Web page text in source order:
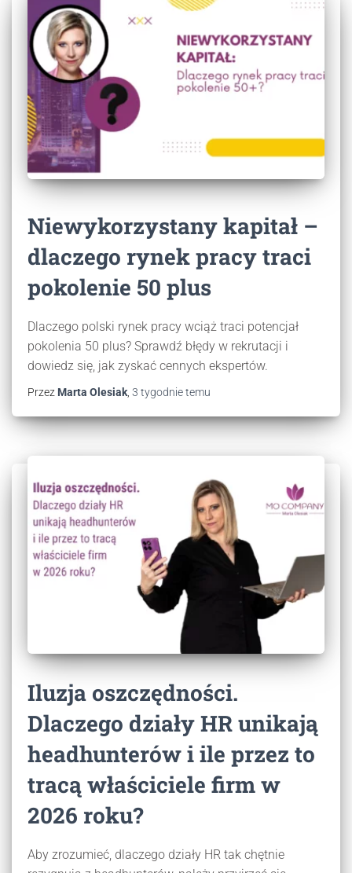
Niewykorzystany kapitał –
dlaczego rynek pracy traci
pokolenie 50 plus
Dlaczego polski rynek pracy wciąż traci potencjał
pokolenia 50 plus? Sprawdź błędy w rekrutacji i
dowiedz się, jak zyskać cennych ekspertów.
Przez Marta Olesiak 3 tygodnietemu
Iluzja oszczędności.
Dlaczego działy HR unikają
headhunterów i ile przez to
tracą właściciele firm w
2026 roku?
Aby zrozumieć, dlaczego działy HR tak chętnie